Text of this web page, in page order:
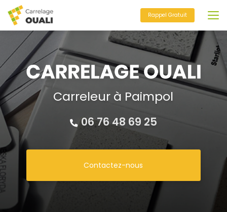
au
contenu
principal
Rappel Gratuit
Carreleur à Paimpol
06 76 48 69 25
Contactez-nous